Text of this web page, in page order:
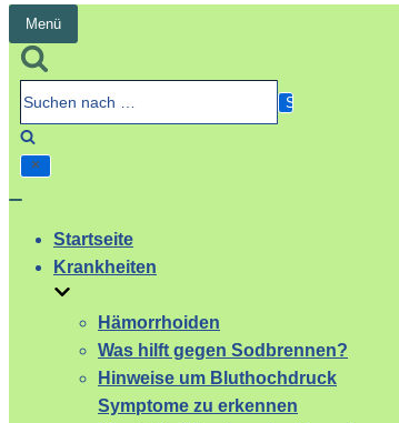
Menü
Navigation
umschalten
Suchen
nach …
Startseite
Krankheiten
Hämorrhoiden
Was hilft gegen Sodbrennen?
Hinweise um Bluthochdruck
Symptome zu erkennen